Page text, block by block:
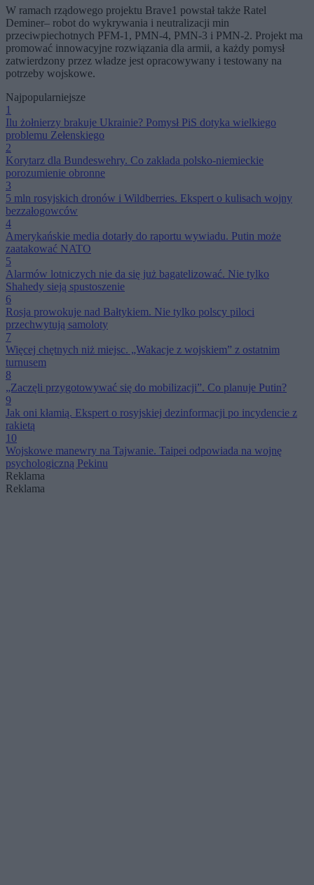
W ramach rządowego projektu Brave1 powstał także Ratel
Deminer– robot do wykrywania i neutralizacji min
przeciwpiechotnych PFM-1, PMN-4, PMN-3 i PMN-2. Projekt ma
promować innowacyjne rozwiązania dla armii, a każdy pomysł
zatwierdzony przez władze jest opracowywany i testowany na
potrzeby wojskowe.
Najpopularniejsze
1
Ilu żołnierzy brakuje Ukrainie? Pomysł PiS dotyka wielkiego
problemu Zełenskiego
2
Korytarz dla Bundeswehry. Co zakłada polsko-niemieckie
porozumienie obronne
3
5 mln rosyjskich dronów i Wildberries. Ekspert o kulisach wojny
bezzałogowców
4
Amerykańskie media dotarły do raportu wywiadu. Putin może
zaatakować NATO
5
Alarmów lotniczych nie da się już bagatelizować. Nie tylko
Shahedy sieją spustoszenie
6
Rosja prowokuje nad Bałtykiem. Nie tylko polscy piloci
przechwytują samoloty
7
Więcej chętnych niż miejsc. „Wakacje z wojskiem” z ostatnim
turnusem
8
„Zaczęli przygotowywać się do mobilizacji”. Co planuje Putin?
9
Jak oni kłamią. Ekspert o rosyjskiej dezinformacji po incydencie z
rakietą
10
Wojskowe manewry na Tajwanie. Taipei odpowiada na wojnę
psychologiczną Pekinu
Reklama
Reklama